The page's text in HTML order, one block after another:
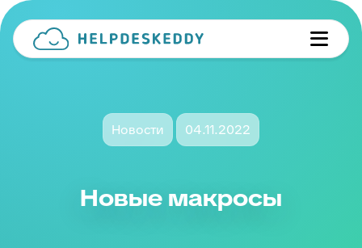
Новости 04.11.2022
Новые макросы